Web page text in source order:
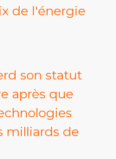
de l'énergie
son statut
après que
milliards de